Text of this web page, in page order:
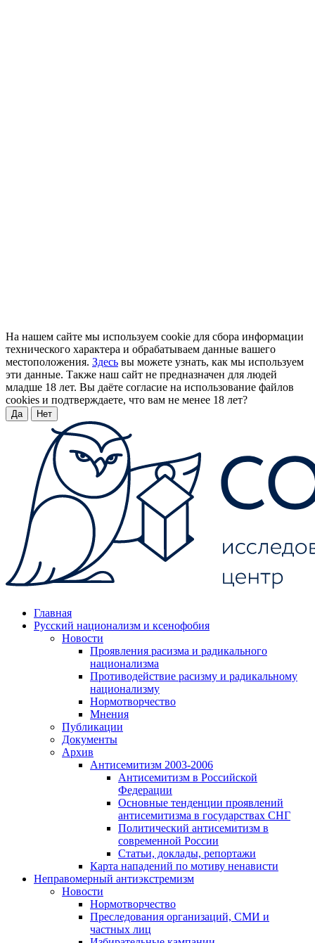
На нашем сайте мы используем cookie для сбора информации
технического характера и обрабатываем данные вашего
местоположения. Здесь вы можете узнать, как мы используем
эти данные. Также наш сайт не предназначен для людей
младше 18 лет. Вы даёте согласие на использование файлов
cookies и подтверждаете, что вам не менее 18 лет?
Да Нет
Главная
Русский национализм и ксенофобия
Новости
Проявления расизма и радикального
национализма
Противодействие расизму и радикальному
национализму
Нормотворчество
Мнения
Публикации
Документы
Архив
Антисемитизм 2003-2006
Антисемитизм в Российской
Федерации
Основные тенденции проявлений
антисемитизма в государствах СНГ
Политический антисемитизм в
современной России
Статьи, доклады, репортажи
Карта нападений по мотиву ненависти
Неправомерный антиэкстремизм
Новости
Нормотворчество
Преследования организаций, СМИ и
частных лиц